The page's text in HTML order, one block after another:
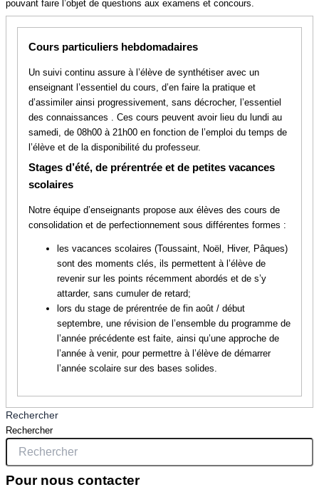
pouvant faire l’objet de questions aux examens et concours.
Cours particuliers hebdomadaires
Un suivi continu assure à l’élève de synthétiser avec un
enseignant l’essentiel du cours, d’en faire la pratique et
d’assimiler ainsi progressivement, sans décrocher, l’essentiel
des connaissances . Ces cours peuvent avoir lieu du lundi au
samedi, de 08h00 à 21h00 en fonction de l’emploi du temps de
l’élève et de la disponibilité du professeur.
Stages d’été, de prérentrée et de petites vacances
scolaires
Notre équipe d’enseignants propose aux élèves des cours de
consolidation et de perfectionnement sous différentes formes :
les vacances scolaires (Toussaint, Noël, Hiver, Pâques)
sont des moments clés, ils permettent à l’élève de
revenir sur les points récemment abordés et de s’y
attarder, sans cumuler de retard;
lors du stage de prérentrée de fin août / début
septembre, une révision de l’ensemble du programme de
l’année précédente est faite, ainsi qu’une approche de
l’année à venir, pour permettre à l’élève de démarrer
l’année scolaire sur des bases solides.
Rechercher
Rechercher
Pour nous contacter